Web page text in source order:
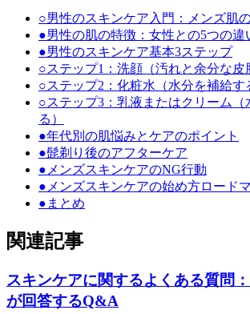
○男性のスキンケア入門：メンズ肌
●男性の肌の特徴：女性との5つの違
●男性のスキンケア基本3ステップ
○ステップ1：洗顔（汚れと余分な皮
○ステップ2：化粧水（水分を補給す
○ステップ3：乳液またはクリーム（
る）
●年代別の肌悩みとケアのポイント
●髭剃り後のアフターケア
●メンズスキンケアのNG行動
●メンズスキンケアの始め方ロード
● まとめ
関連記事
スキンケアに関するよくある質問
が回答するQ&A